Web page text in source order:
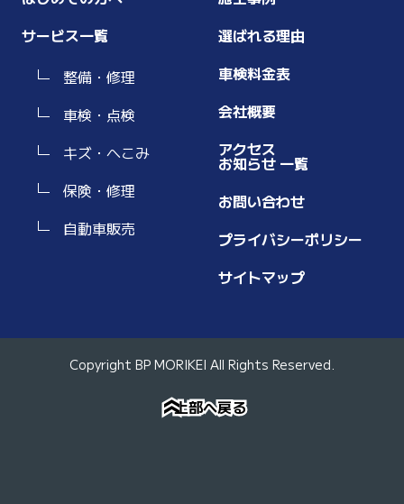
サービス一覧
整備・修理
車検・点検
キズ・へこみ
保険・修理
自動車販売
選ばれる理由
車検料金表
会社概要
アクセス
お知らせ 一覧
お問い合わせ
プライバシーポリシー
サイトマップ
Copyright BP MORIKEI All Rights Reserved.
»上部へ戻る
»上部へ戻る